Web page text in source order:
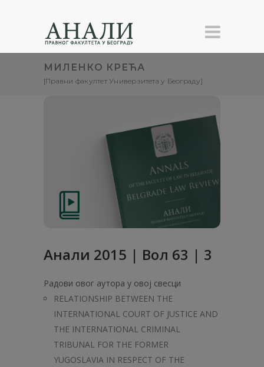
МИЛЕНКО КРЕЋА
[Правни факултет Универзитета у Београду]
Анали 2015 | Вол 63 | 3
Радови овог аутора у овој свесци
RELATIONSHIP BETWEEN THE
INTERNATIONAL COURT OF JUSTICE AND
THE INTERNATIONAL CRIMINAL
TRIBUNAL FOR THE FORMER
YUGOSLAVIA IN RESPECT OF THE